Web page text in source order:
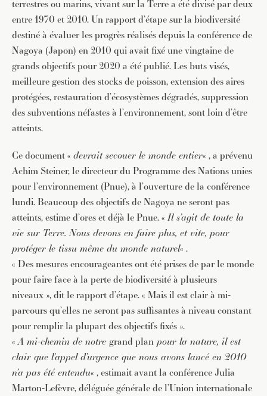
terrestres ou marins, vivant sur la Terre a été divisé par deux
entre 1970 et 2010. Un rapport d’étape sur la biodiversité
destiné à évaluer les progrès réalisés depuis la conférence de
Nagoya (Japon) en 2010 qui avait fixé une vingtaine de
grands objectifs pour 2020 a été publié. Les buts visés,
meilleure gestion des stocks de poisson, extension des aires
protégées, restauration d’écosystèmes dégradés, suppression
des subventions néfastes à l’environnement, sont loin d’être
atteints.
Ce document « devrait secouer le monde entier« , a prévenu
Achim Steiner, le directeur du Programme des Nations unies
pour l’environnement (Pnue), à l’ouverture de la conférence
lundi. Beaucoup des objectifs de Nagoya ne seront pas
atteints, estime d’ores et déjà le Pnue. «Il s’agit de toute la
vie sur Terre. Nous devons en faire plus, et vite, pour
protéger le tissu même du monde naturel« .
« Des mesures encourageantes ont été prises de par le monde
pour faire face à la perte de biodiversité à plusieurs
niveaux », dit le rapport d’étape. « Mais il est clair à mi-
parcours qu’elles ne seront pas suffisantes à niveau constant
pour remplir la plupart des objectifs fixés ».
«A mi-chemin de notre grand plan pour la nature, il est
clair que l’appel d’urgence que nous avons lancé en 2010
n’a pas été entendu« , estimait avant la conférence Julia
Marton-Lefèvre, déléguée générale de l’Union internationale